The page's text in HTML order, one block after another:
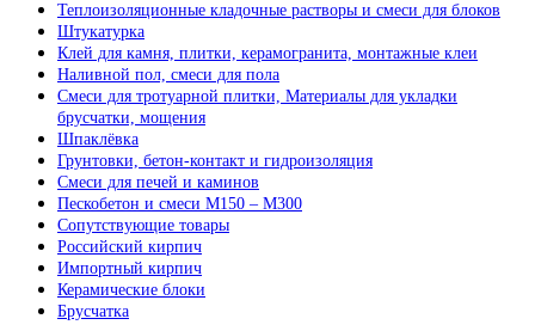
Теплоизоляционные кладочные растворы и смеси для блоков
Штукатурка
Клей для камня, плитки, керамогранита, монтажные клеи
Наливной пол, смеси для пола
Смеси для тротуарной плитки, Материалы для укладки
брусчатки, мощения
Шпаклёвка
Грунтовки, бетон-контакт и гидроизоляция
Смеси для печей и каминов
Пескобетон и смеси М150 – М300
Сопутствующие товары
Российский кирпич
Импортный кирпич
Керамические блоки
Брусчатка